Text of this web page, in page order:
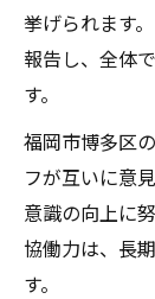
挙げられます
報告し、全体
す。
福岡市博多区
フが互いに意
意識の向上に
協働力は、長
す。